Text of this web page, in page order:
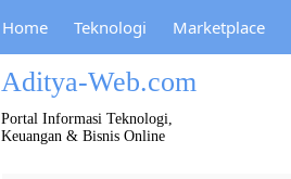
Home Teknologi Marketplace
Aditya-Web.com
Portal Informasi Teknologi,
Keuangan & Bisnis Online